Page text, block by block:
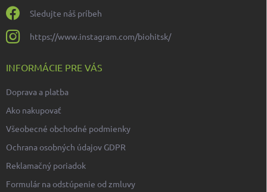
Sledujte náš príbeh
https://www.instagram.com/biohitsk/
INFORMÁCIE PRE VÁS
Doprava a platba
Ako nakupovať
Všeobecné obchodné podmienky
Ochrana osobných údajov GDPR
Reklamačný poriadok
Formulár na odstúpenie od zmluvy